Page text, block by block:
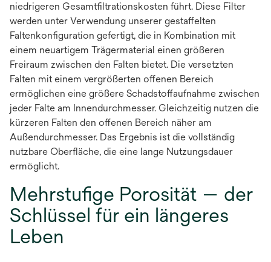
niedrigeren Gesamtfiltrationskosten führt. Diese Filter
werden unter Verwendung unserer gestaffelten
Faltenkonfiguration gefertigt, die in Kombination mit
einem neuartigem Trägermaterial einen größeren
Freiraum zwischen den Falten bietet. Die versetzten
Falten mit einem vergrößerten offenen Bereich
ermöglichen eine größere Schadstoffaufnahme zwischen
jeder Falte am Innendurchmesser. Gleichzeitig nutzen die
kürzeren Falten den offenen Bereich näher am
Außendurchmesser. Das Ergebnis ist die vollständig
nutzbare Oberfläche, die eine lange Nutzungsdauer
ermöglicht.
Mehrstufige Porosität — der
Schlüssel für ein längeres
Leben